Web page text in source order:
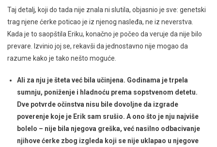
Taj detalj, koji do tada nije znala ni slutila, objasnio je sve: genetski
trag njene ćerke poticao je iz njenog nasleđa, ne iz neverstva.
Kada je to saopštila Eriku, konačno je počeo da veruje da nije bilo
prevare. Izvinio joj se, rekavši da jednostavno nije mogao da
razume kako je tako nešto moguće.
Ali za nju je šteta već bila učinjena. Godinama je trpela
sumnju, poniženje i hladnoću prema sopstvenom detetu.
Dve potvrde očinstva nisu bile dovoljne da izgrade
poverenje koje je Erik sam srušio. A ono što je nju najviše
bolelo – nije bila njegova greška, već nasilno odbacivanje
njihove ćerke zbog izgleda koji se nije uklapao u njegove